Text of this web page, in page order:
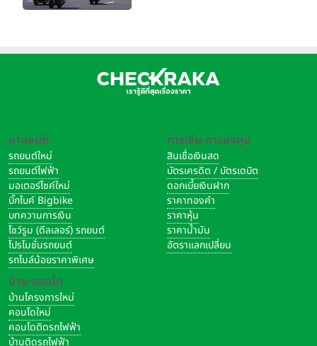
ยานยนต์
รถยนต์ใหม่
รถยนต์ไฟฟ้า
มอเตอร์ไซค์ใหม่
บิ๊กไบค์ Bigbike
บทความการเงิน
โชว์รูม (ดีลเลอร์) รถยนต์
โปรโมชั่นรถยนต์
รถไมล์น้อยราคาพิเศษ
บ้าน-คอนโด
บ้านโครงการใหม่
คอนโดใหม่
คอนโดติดรถไฟฟ้า
บ้านติดรถไฟฟ้า
การเงิน-การลงทุน
สินเชื่อเงินสด
บัตรเครดิต / บัตรเดบิต
ดอกเบี้ยเงินฝาก
ราคาทองคำ
ราคาหุ้น
ราคาน้ำมัน
อัตราแลกเปลี่ยน